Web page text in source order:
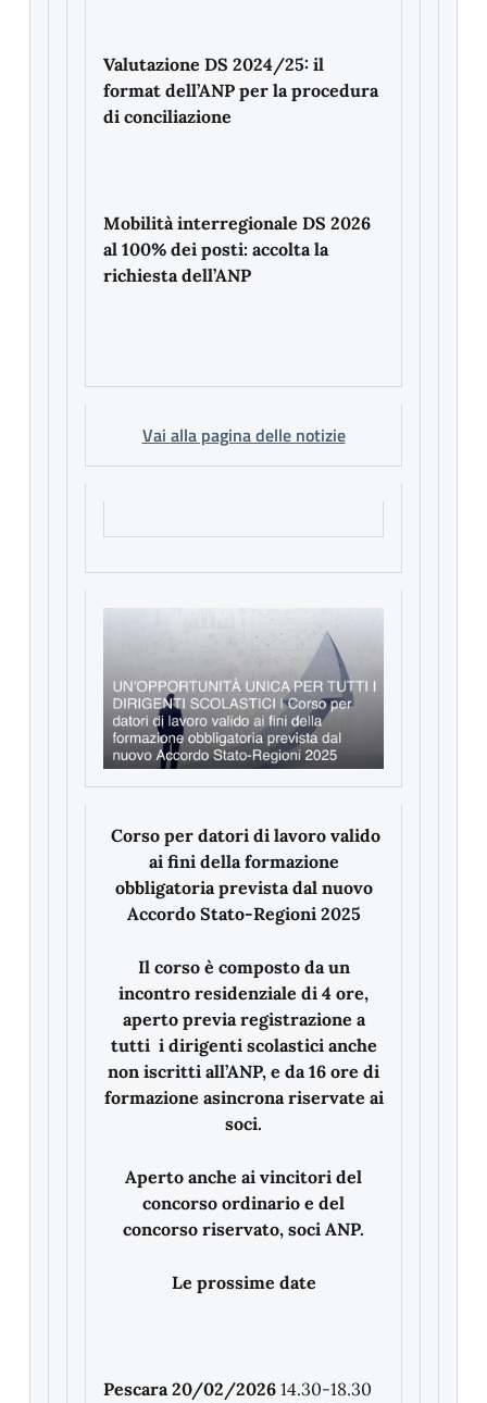
Valutazione DS 2024/25: il
format dell’ANP per la procedura
di conciliazione
Mobilità interregionale DS 2026
al 100% dei posti: accolta la
richiesta dell’ANP
Vai alla pagina delle notizie
Corso per datori di lavoro valido
ai fini della formazione
obbligatoria prevista dal nuovo
Accordo Stato-Regioni 2025
Il corso è composto da un
incontro residenziale di 4 ore,
aperto previa registrazione a
tutti i dirigenti scolastici anche
non iscritti all’ANP, e da 16 ore di
formazione asincrona riservate ai
soci.
Aperto anche ai vincitori del
concorso ordinario e del
concorso riservato, soci ANP.
Le prossime date
Pescara 20/02/2026 14.30-18.30